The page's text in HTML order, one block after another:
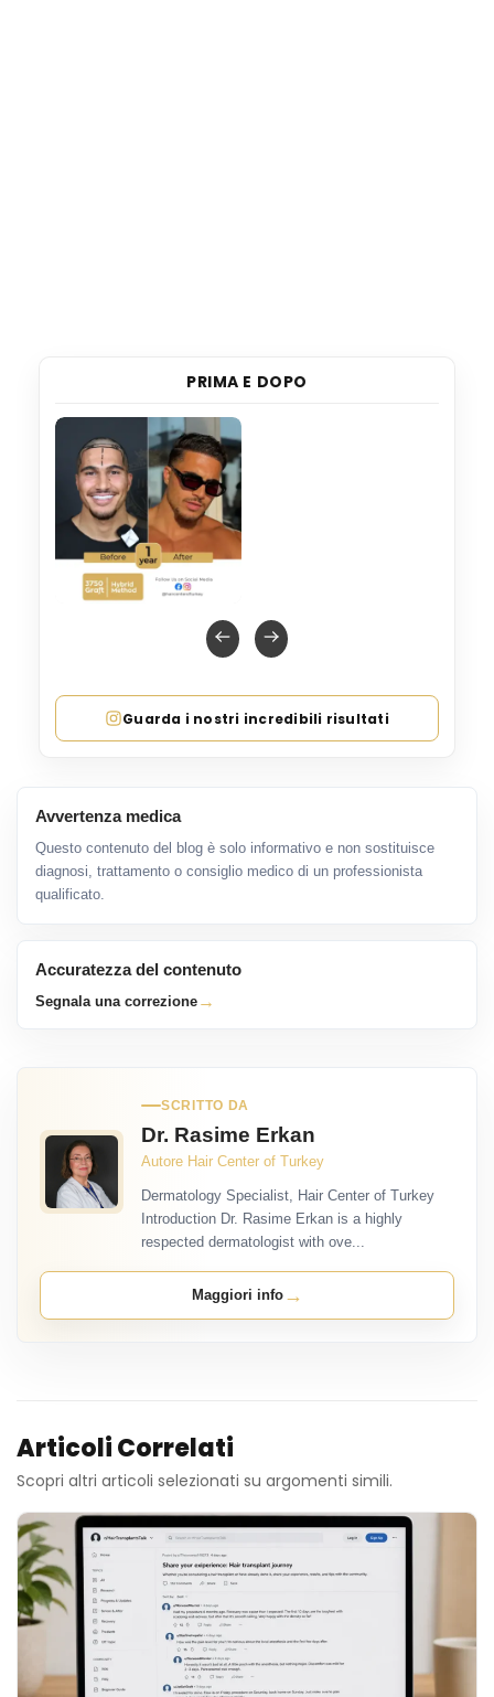
PRIMA E DOPO
Guarda i nostri incredibili risultati
Avvertenza medica
Questo contenuto del blog è solo informativo e non sostituisce
diagnosi, trattamento o consiglio medico di un professionista
qualificato.
Accuratezza del contenuto
Segnala una correzione →
SCRITTO DA
Dr. Rasime Erkan
Autore Hair Center of Turkey
Dermatology Specialist, Hair Center of Turkey
Introduction Dr. Rasime Erkan is a highly
respected dermatologist with ove...
Maggiori info→
Articoli Correlati
Scopri altri articoli selezionati su argomenti simili.